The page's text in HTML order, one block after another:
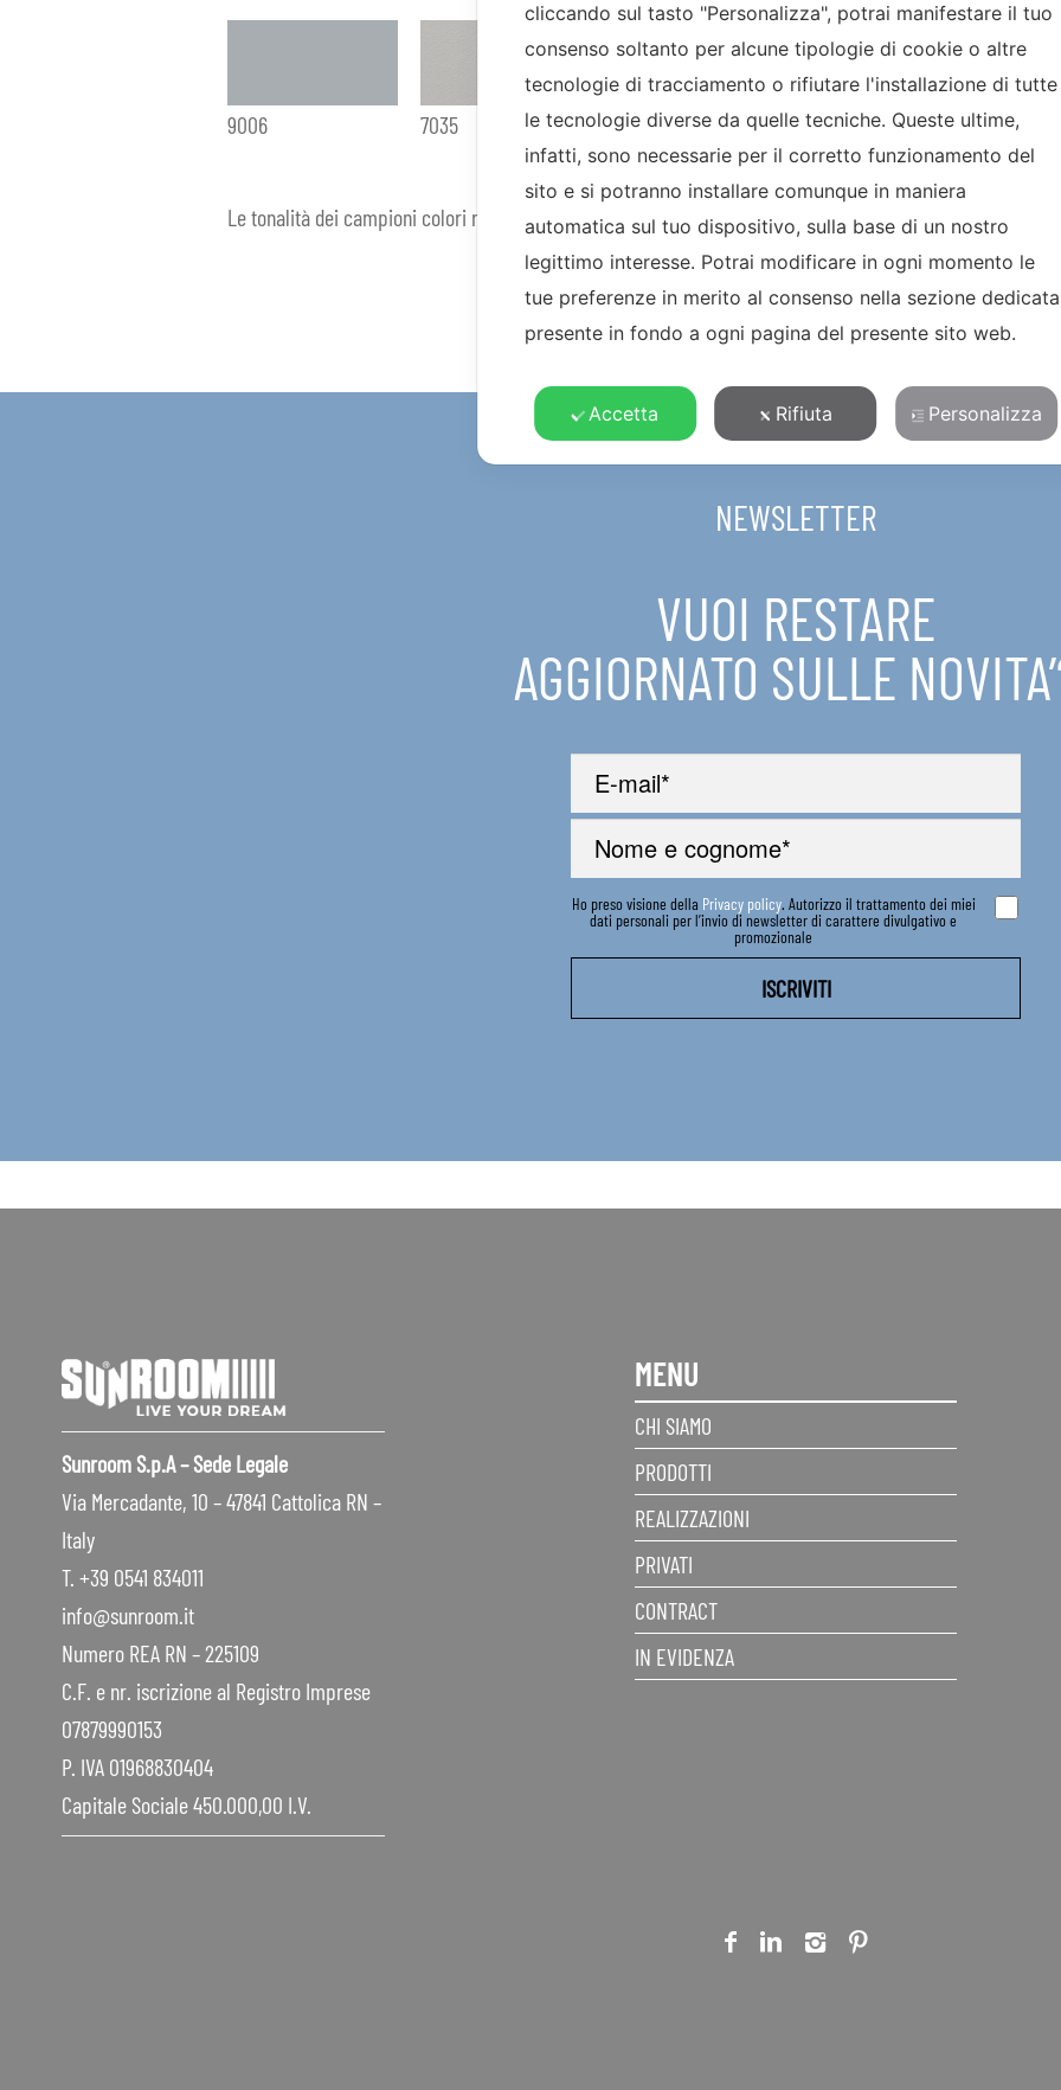
9006 7035 1013 9016 T10
Le tonalità dei campioni colori rappresentate sono puramente indicative. Per l'effettiva veridicità
NEWSLETTER
VUOI RESTARE
AGGIORNATO SULLE
Ho preso visione della Privacy policy. Autorizzo il trattamento dei miei
dati personali per l’invio di newsletter di carattere divulgativo e
promozionale
Sunroom S.p.A – Sede Legale
Via Mercadante, 10 – 47841 Cattolica RN –
Italy
T. +39 0541 834011
info@sunroom.it
Numero REA RN – 225109
C.F. e nr. iscrizione al Registro Imprese
07879990153
P. IVA 01968830404
Capitale Sociale 450.000,00 I.V.
MENU
CHI SIAMO
PRODOTTI
REALIZZAZIONI
PRIVATI
CONTRACT
IN EVIDENZA
cliccando sul tasto "Personalizza", potrai manifestare il tuo
consenso soltanto per alcune tipologie di cookie o altre
tecnologie di tracciamento o rifiutare l'installazione di tutte
le tecnologie diverse da quelle tecniche. Queste ultime,
infatti, sono necessarie per il corretto funzionamento del
sito e si potranno installare comunque in maniera
automatica sul tuo dispositivo, sulla base di un nostro
legittimo interesse. Potrai modificare in ogni momento le
tue preferenze in merito al consenso nella sezione
presente in fondo a ogni pagina del presente sito web.
Accetta Rifiuta Personalizza